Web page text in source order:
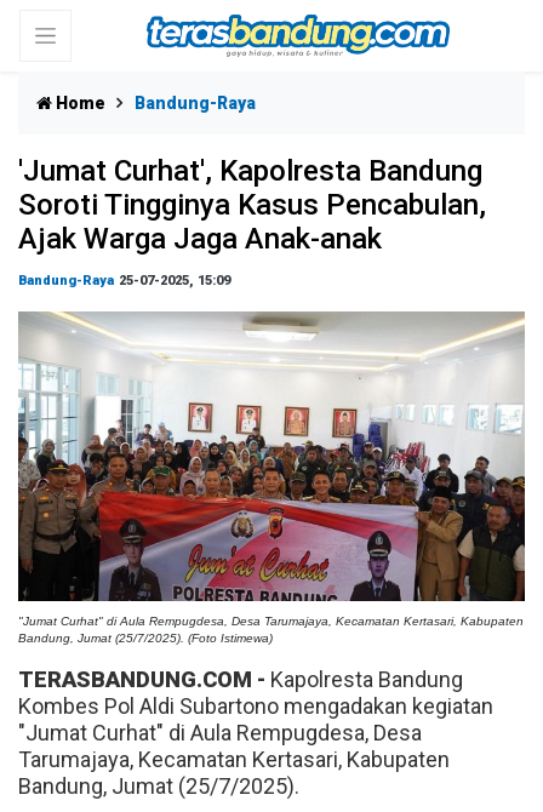
Home Bandung-Raya
'Jumat Curhat', Kapolresta Bandung
Soroti Tingginya Kasus Pencabulan,
Ajak Warga Jaga Anak-anak
Bandung-Raya 25-07-2025, 15:09
"Jumat Curhat" di Aula Rempugdesa, Desa Tarumajaya, Kecamatan Kertasari, Kabupaten
Bandung, Jumat (25/7/2025). (Foto Istimewa)
TERASBANDUNG.COM - Kapolresta Bandung
Kombes Pol Aldi Subartono mengadakan kegiatan
"Jumat Curhat" di Aula Rempugdesa, Desa
Tarumajaya, Kecamatan Kertasari, Kabupaten
Bandung, Jumat (25/7/2025).